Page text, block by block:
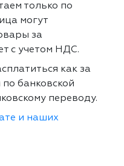
только по
могут
за
с учетом НДС.
как за
банковской
переводу.
и наших